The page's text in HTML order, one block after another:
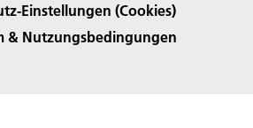
Einstellungen (Cookies)
& Nutzungsbedingungen